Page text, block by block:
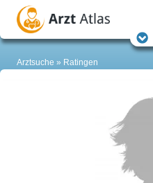
Arztsuche Ratingen